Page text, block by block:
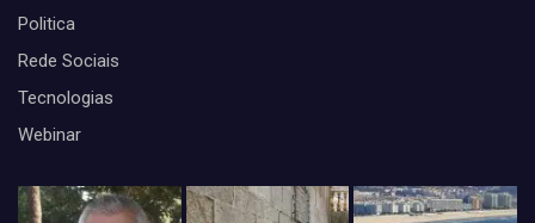
Politica
Rede Sociais
Tecnologias
Webinar